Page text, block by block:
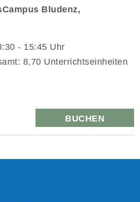
Bludenz,
- 15:45 Uhr
8,70 Unterrichtseinheiten
BUCHEN